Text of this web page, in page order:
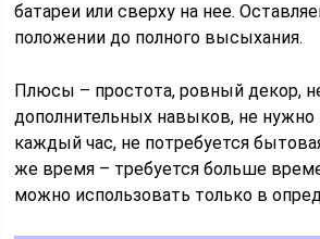
батареи или сверху на нее.
положении до полного высыхания.
Плюсы – простота, ровный декор,
дополнительных навыков, не нужно
каждый час, не потребуется
же время – требуется больше
можно использовать только в